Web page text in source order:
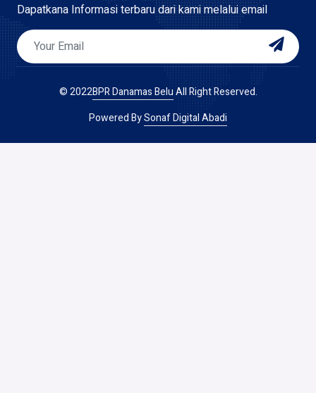
Dapatkana Informasi terbaru dari kami melalui email
© 2022BPR Danamas BeluAll Right Reserved.
Powered BySonaf Digital Abadi